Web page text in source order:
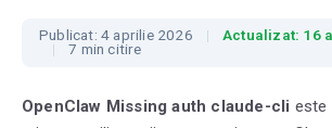
Publicat: 4 aprilie 2026
Actualizat: 16
7 min citire
OpenClaw Missing auth claude-cli este